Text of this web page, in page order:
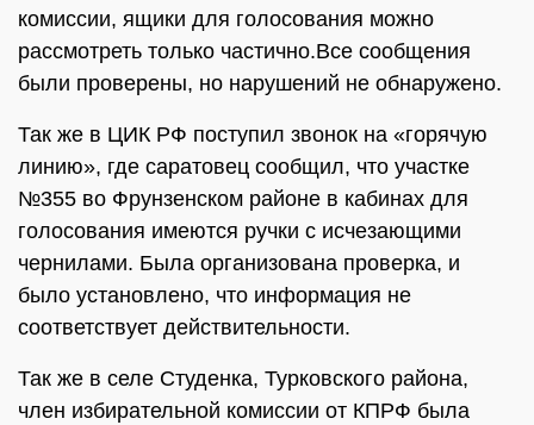
комиссии, ящики для голосования можно
рассмотреть только частично.Все сообщения
были проверены, но нарушений не обнаружено.
Так же в ЦИК РФ поступил звонок на «горячую
линию», где саратовец сообщил, что участке
№355 во Фрунзенском районе в кабинах для
голосования имеются ручки с исчезающими
чернилами. Была организована проверка, и
было установлено, что информация не
соответствует действительности.
Так же в селе Студенка, Турковского района,
член избирательной комиссии от КПРФ была